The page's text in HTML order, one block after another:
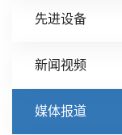
先进设备
新闻视频
媒体报道